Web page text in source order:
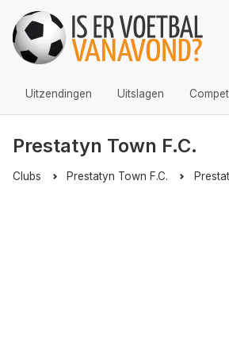
Uitzendingen Uitslagen
Prestatyn Town F.C.
Clubs Prestatyn Town F.C.